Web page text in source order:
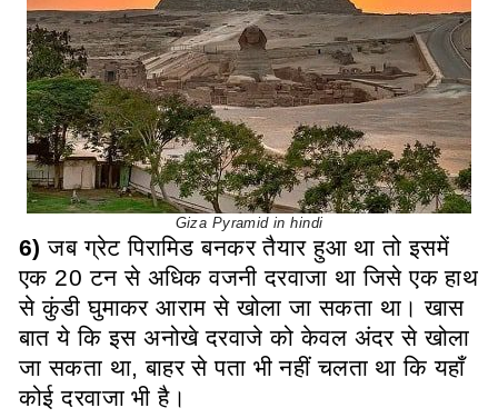
Giza Pyramid in hindi
6) जब ग्रेट पिरामिड बनकर तैयार हुआ था तो इसमें
एक 20 टन से अधिक वजनी दरवाजा था जिसे एक हाथ
से कुंडी घुमाकर आराम से खोला जा सकता था। खास
बात ये कि इस अनोखे दरवाजे को केवल अंदर से खोला
जा सकता था, बाहर से पता भी नहीं चलता था कि यहाँ
कोई दरवाजा भी है।